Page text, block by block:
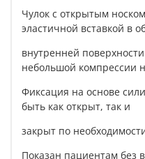
Чулок с открытым
эластичной вставкой в
внутренней
небольшой компрессии
Фиксация на основе
быть как открыт, так и
закрыт по
Показан пациентам без